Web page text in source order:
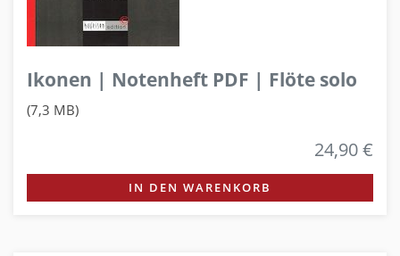
Ikonen | Notenheft PDF | Flöte solo
(7,3 MB)
24,90 €
IN DEN WARENKORB